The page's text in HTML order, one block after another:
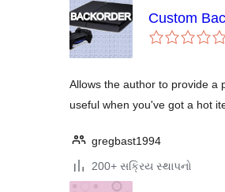
Custom
Allows the author to provide a
useful when you've got a hot
gregbast1994
200+ સક્રિય સ્થાપનો